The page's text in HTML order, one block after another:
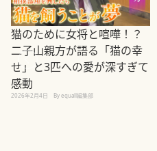
猫のために女将と喧嘩！？
二子山親方が語る「猫の幸
せ」と3匹への愛が深すぎて
感動
2026年2月4日 By equall編集部